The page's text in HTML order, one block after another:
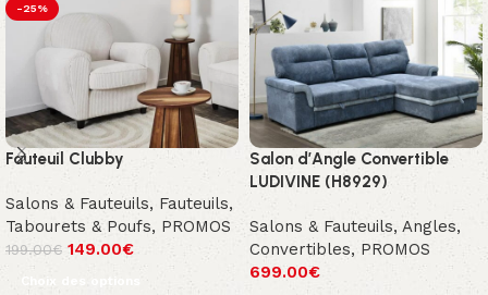
-25%
Fauteuil Clubby
Salons & Fauteuils, Fauteuils,
Tabourets & Poufs, PROMOS
199.00€ 149.00€
Choix des options
Salon d’Angle Convertible
LUDIVINE (H8929)
Salons & Fauteuils, Angles,
Convertibles, PROMOS
699.00€